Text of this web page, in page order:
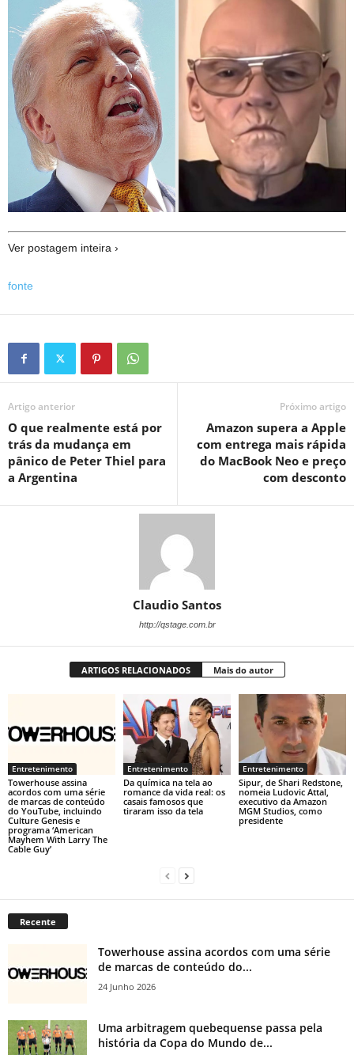
Ver postagem inteira ›
fonte
Artigo anterior
O que realmente está por
trás da mudança em
pânico de Peter Thiel para
a Argentina
Próximo artigo
Amazon supera a Apple
com entrega mais rápida
do MacBook Neo e preço
com desconto
Claudio Santos
http://qstage.com.br
ARTIGOS RELACIONADOS Mais do autor
Entretenimento
Towerhouse assina
acordos com uma série
de marcas de conteúdo
do YouTube, incluindo
Culture Genesis e
programa ‘American
Mayhem With Larry The
Cable Guy’
Entretenimento
Da química na tela ao
romance da vida real: os
casais famosos que
tiraram isso da tela
Entretenimento
Sipur, de Shari Redstone,
nomeia Ludovic Attal,
executivo da Amazon
MGM Studios, como
presidente
Recente
Towerhouse assina acordos com uma série
de marcas de conteúdo do...
24 Junho 2026
Uma arbitragem quebequense passa pela
história da Copa do Mundo de...